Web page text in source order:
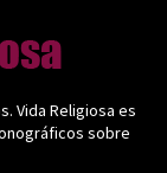
Vida Religiosa es
sobre